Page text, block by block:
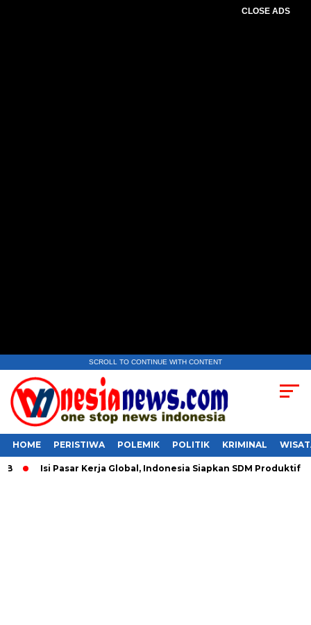
CLOSE ADS
SCROLL TO CONTINUE WITH CONTENT
HOME PERISTIWA POLEMIK POLITIK KRIMINAL
​Isi Pasar Kerja Global, Indonesia Siapkan SDM Produktif